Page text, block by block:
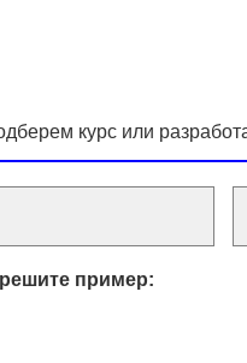
курс или
пример: